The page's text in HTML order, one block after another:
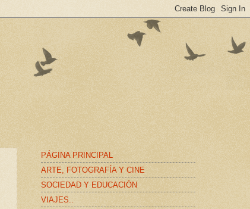
PÁGINA PRINCIPAL
ARTE, FOTOGRAFÍA Y CINE
SOCIEDAD Y EDUCACIÓN
VIAJES..